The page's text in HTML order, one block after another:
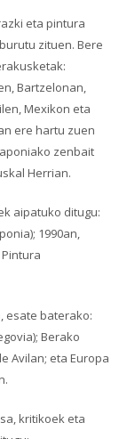
eta pintura
zituen. Bere
Bartzelonan,
Mexikon eta
ere hartu zuen
zenbait
Herrian.
aipatuko ditugu:
1990an,
esate baterako:
Berako
Avilan; eta Europa
kritikoek eta